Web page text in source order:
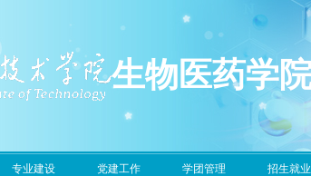
生物医药学
专业建设 党建工作 学团管理 招生就业